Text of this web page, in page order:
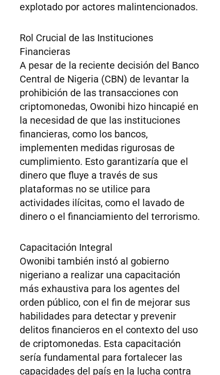
explotado por actores malintencionados.
Rol Crucial de las Instituciones
Financieras
A pesar de la reciente decisión del Banco
Central de Nigeria (CBN) de levantar la
prohibición de las transacciones con
criptomonedas, Owonibi hizo hincapié en
la necesidad de que las instituciones
financieras, como los bancos,
implementen medidas rigurosas de
cumplimiento. Esto garantizaría que el
dinero que fluye a través de sus
plataformas no se utilice para
actividades ilícitas, como el lavado de
dinero o el financiamiento del terrorismo.
Capacitación Integral
Owonibi también instó al gobierno
nigeriano a realizar una capacitación
más exhaustiva para los agentes del
orden público, con el fin de mejorar sus
habilidades para detectar y prevenir
delitos financieros en el contexto del uso
de criptomonedas. Esta capacitación
sería fundamental para fortalecer las
capacidades del país en la lucha contra